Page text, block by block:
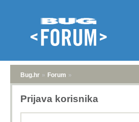
Bug.hr » Forum »
Prijava korisnika